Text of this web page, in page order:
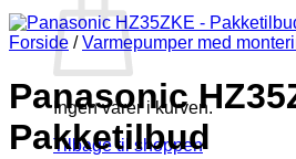
Ingen varer i kurven.
Tilbage til shoppen
Forside / Varmepumper med
Panasonic
Pakketilbud